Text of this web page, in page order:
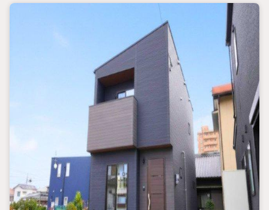
■物件情報
・照明、エアコン1基設置済み
・録画機能付きインターホン設置
・食器洗浄乾燥機、浴室乾燥機能
・断熱等性能等級5等級
・劣化対策等級3相当
・床下の劣化を防ぎ不同沈下しにくいベタ基礎を採用
■2026年10月完成予定
※工期の影響で変更になる可能性がございます。ご了承くださ
平日のご予約もOK！開催時間/10:0018:00（火・水定休）
ご予約状況により、ご希望に添えない場合がございます。予めご
了承下さい。